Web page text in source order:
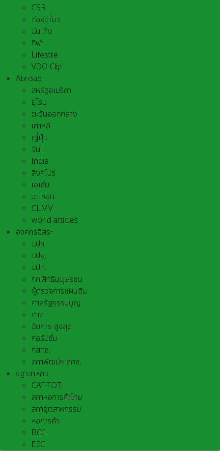
CSR
ท่องเที่ยว
บันเทิง
กีฬา
Lifestile
VDO Clip
Abroad
สหรัฐอเมริกา
ยุโรป
ตะวันออกกลาง
เกาหลี
ญี่ปุ่น
จีน
India
สิงคโปร์
เอเชีย
อาเชี่ยน
CLMV
world articles
องค์กรอิสระ
ปปช.
ปปง.
ปปท.
กก.สิทธิมนุษยชน
ผู้ตรวจการแผ่นดิน
ศาลรัฐธรรมนูญ
ศาล
อัยการ-สูงสุด
คอรัปชั่น
กสทช.
สภาพัฒน์ฯ สศช.
รัฐวิสาหกิจ
CAT-TOT
สภาหอการค้าไทย
สภาอุตสาหกรรม
หอการค้า
BOI
EEC